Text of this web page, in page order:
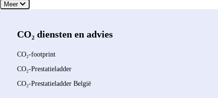
Meer
CO₂ diensten en advies
CO₂-footprint
CO₂-Prestatieladder
CO₂-Prestatieladder België